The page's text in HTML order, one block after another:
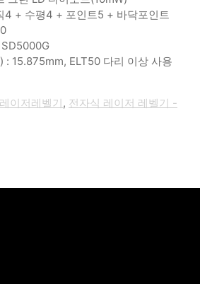
4 + 수평4 + 포인트5 + 바닥포인트
: 15.875mm, ELT50 다리 이상 사용
레이저레벨기, 전자식 레이저 레벨기 -